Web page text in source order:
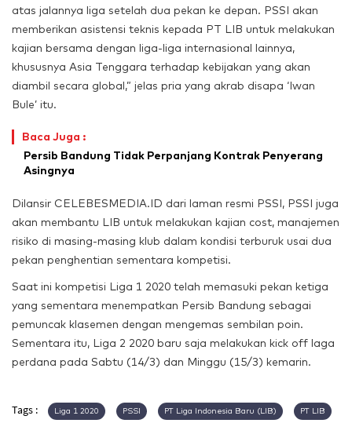
atas jalannya liga setelah dua pekan ke depan. PSSI akan
memberikan asistensi teknis kepada PT LIB untuk melakukan
kajian bersama dengan liga-liga internasional lainnya,
khususnya Asia Tenggara terhadap kebijakan yang akan
diambil secara global,” jelas pria yang akrab disapa ‘Iwan
Bule’ itu.
Baca Juga :
Persib Bandung Tidak Perpanjang Kontrak Penyerang
Asingnya
Dilansir CELEBESMEDIA.ID dari laman resmi PSSI, PSSI juga
akan membantu LIB untuk melakukan kajian cost, manajemen
risiko di masing-masing klub dalam kondisi terburuk usai dua
pekan penghentian sementara kompetisi.
Saat ini kompetisi Liga 1 2020 telah memasuki pekan ketiga
yang sementara menempatkan Persib Bandung sebagai
pemuncak klasemen dengan mengemas sembilan poin.
Sementara itu, Liga 2 2020 baru saja melakukan kick off laga
perdana pada Sabtu (14/3) dan Minggu (15/3) kemarin.
Tags : Liga 1 2020 PSSI PT Liga Indonesia Baru (LIB) PT LIB